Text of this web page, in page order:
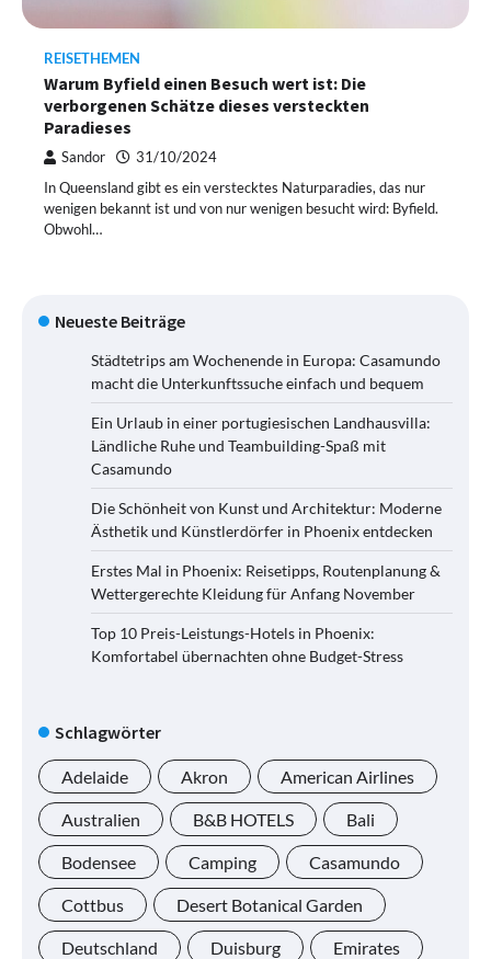
REISETHEMEN
Warum Byfield einen Besuch wert ist: Die
verborgenen Schätze dieses versteckten
Paradieses
Sandor 31/10/2024
In Queensland gibt es ein verstecktes Naturparadies, das nur
wenigen bekannt ist und von nur wenigen besucht wird: Byfield.
Obwohl…
Neueste Beiträge
Städtetrips am Wochenende in Europa: Casamundo
macht die Unterkunftssuche einfach und bequem
Ein Urlaub in einer portugiesischen Landhausvilla:
Ländliche Ruhe und Teambuilding-Spaß mit
Casamundo
Die Schönheit von Kunst und Architektur: Moderne
Ästhetik und Künstlerdörfer in Phoenix entdecken
Erstes Mal in Phoenix: Reisetipps, Routenplanung &
Wettergerechte Kleidung für Anfang November
Top 10 Preis-Leistungs-Hotels in Phoenix:
Komfortabel übernachten ohne Budget-Stress
Schlagwörter
Adelaide Akron American Airlines
Australien B&B HOTELS Bali
Bodensee Camping Casamundo
Cottbus Desert Botanical Garden
Deutschland Duisburg Emirates